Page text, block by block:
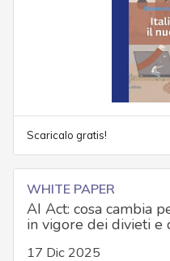
Scaricalo gratis!
WHITE PAPER
AI Act: cosa cambia
in vigore dei divieti
17 Dic 2025